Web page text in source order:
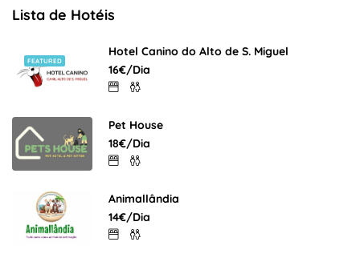
Lista de Hotéis
FEATURED
Hotel Canino do Alto de S. Miguel
16€/Dia
Pet House
18€/Dia
Animallândia
14€/Dia